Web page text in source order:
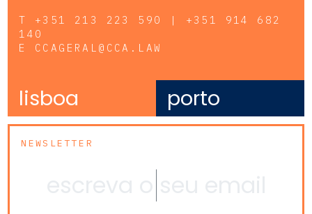
T +351 213 223 590 | +351 914 682
140
E CCAGERAL@CCA.LAW
lisboa porto
NEWSLETTER